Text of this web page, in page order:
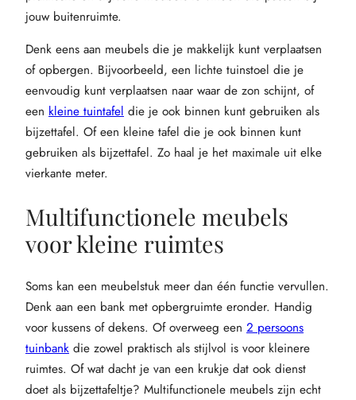
jouw buitenruimte.
Denk eens aan meubels die je makkelijk kunt verplaatsen
of opbergen. Bijvoorbeeld, een lichte tuinstoel die je
eenvoudig kunt verplaatsen naar waar de zon schijnt, of
een kleine tuintafel die je ook binnen kunt gebruiken als
bijzettafel. Of een kleine tafel die je ook binnen kunt
gebruiken als bijzettafel. Zo haal je het maximale uit elke
vierkante meter.
Multifunctionele meubels
voor kleine ruimtes
Soms kan een meubelstuk meer dan één functie vervullen.
Denk aan een bank met opbergruimte eronder. Handig
voor kussens of dekens. Of overweeg een 2 persoons
tuinbank die zowel praktisch als stijlvol is voor kleinere
ruimtes. Of wat dacht je van een krukje dat ook dienst
doet als bijzettafeltje? Multifunctionele meubels zijn echt